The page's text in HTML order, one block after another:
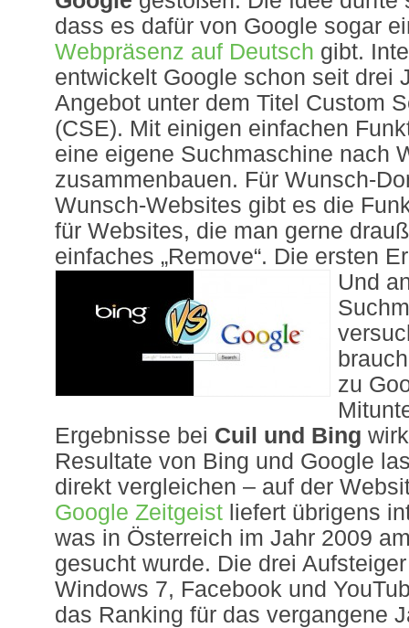
dass es dafür von Google sogar
Webpräsenz auf Deutsch gibt.
entwickelt Google schon seit drei
Angebot unter dem Titel Custom
(CSE). Mit einigen einfachen
eine eigene Suchmaschine nach
zusammenbauen. Für Wunsch-
Wunsch-Websites gibt es die
für Websites, die man gerne
einfaches „Remove“. Die ersten
Und
zu
Ergebnisse bei Cuil und Bing
Resultate von Bing und Google
direkt vergleichen – auf der
Google Zeitgeist liefert übrigens
was in Österreich im Jahr 2009
gesucht wurde. Die drei
Windows 7, Facebook und
das Ranking für das vergangene